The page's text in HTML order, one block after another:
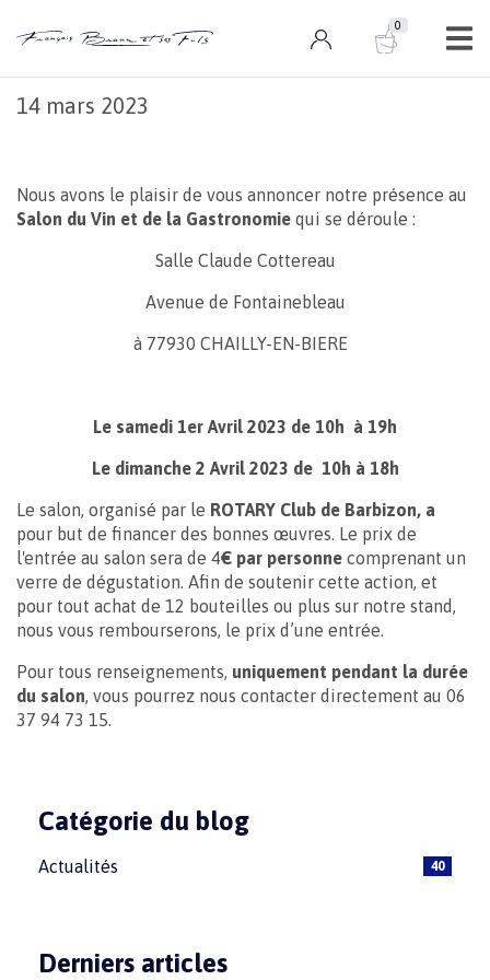
00 ARTICLE
Actualités
14 mars 2023
Nous avons le plaisir de vous annoncer notre présence au
Salon du Vin et de la Gastronomie qui se déroule :
Salle Claude Cottereau
Avenue de Fontainebleau
à 77930 CHAILLY-EN-BIERE
Le samedi 1er Avril 2023 de 10h à 19h
Le dimanche 2 Avril 2023 de 10h à 18h
Le salon, organisé par le ROTARY Club de Barbizon, a
pour but de financer des bonnes œuvres. Le prix de
l'entrée au salon sera de 4€ par personne comprenant un
verre de dégustation. Afin de soutenir cette action, et
pour tout achat de 12 bouteilles ou plus sur notre stand,
nous vous rembourserons, le prix d’une entrée.
Pour tous renseignements, uniquement pendant la durée
du salon, vous pourrez nous contacter directement au 06
37 94 73 15.
Catégorie du blog
Actualités 40
Derniers articles